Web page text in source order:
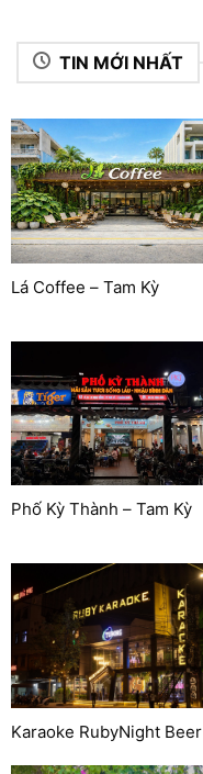
TIN MỚI NHẤT
Lá Coffee – Tam Kỳ
Phố Kỳ Thành – Tam Kỳ
Karaoke RubyNight Beer